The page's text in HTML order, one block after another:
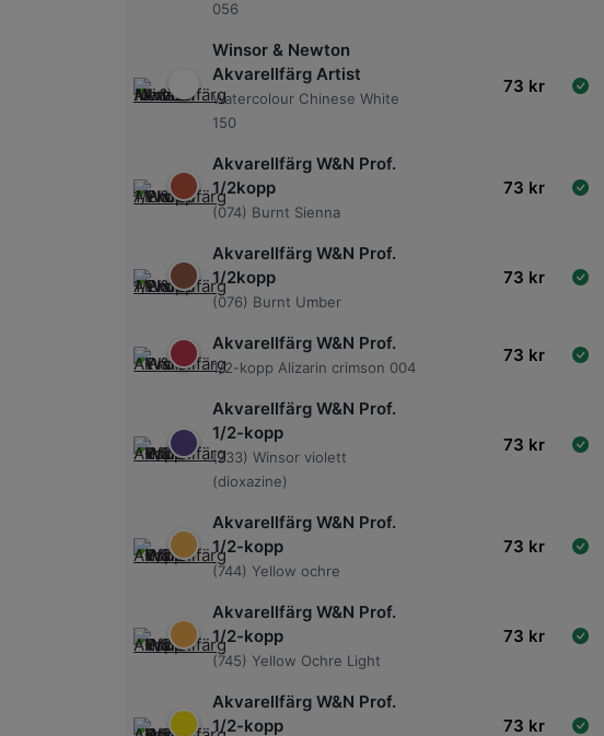
056
Winsor & Newton
Akvarellfärg Artist
Watercolour Chinese White
150
73 kr
Akvarellfärg W&N Prof.
1/2kopp
(074) Burnt Sienna
73 kr
Akvarellfärg W&N Prof.
1/2kopp
(076) Burnt Umber
73 kr
Akvarellfärg W&N Prof.
1/2-kopp Alizarin crimson 004
73 kr
Akvarellfärg W&N Prof.
1/2-kopp
(733) Winsor violett
(dioxazine)
73 kr
Akvarellfärg W&N Prof.
1/2-kopp
(744) Yellow ochre
73 kr
Akvarellfärg W&N Prof.
1/2-kopp
(745) Yellow Ochre Light
73 kr
Akvarellfärg W&N Prof.
1/2-kopp
73 kr